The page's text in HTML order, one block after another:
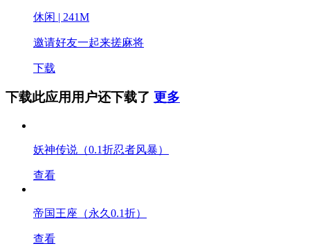
休闲 | 241M
邀请好友一起来搓麻将
下载
下载此应用用户还下载了 更多
妖神传说（0.1折忍者风暴）
查看
帝国王座（永久0.1折）
查看